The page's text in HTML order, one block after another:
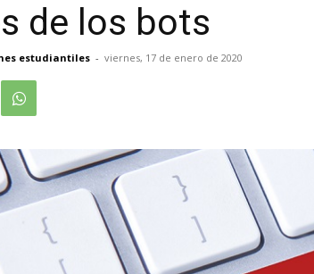
de los bots
estudiantiles - viernes, 17 de enero de 2020